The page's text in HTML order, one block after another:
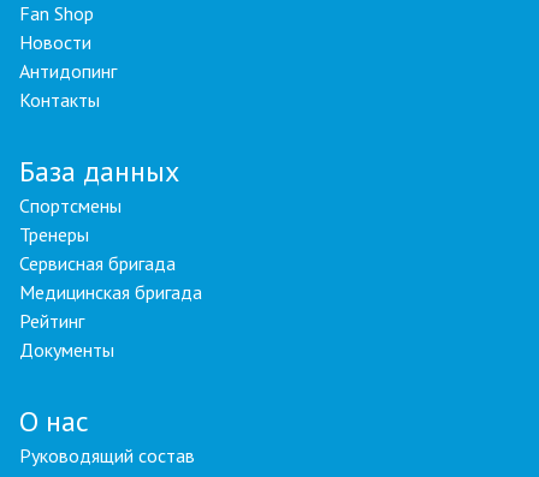
Fan Shop
Новости
Антидопинг
Контакты
База данных
Спортсмены
Тренеры
Сервисная бригада
Медицинская бригада
Рейтинг
Документы
О нас
Руководящий состав